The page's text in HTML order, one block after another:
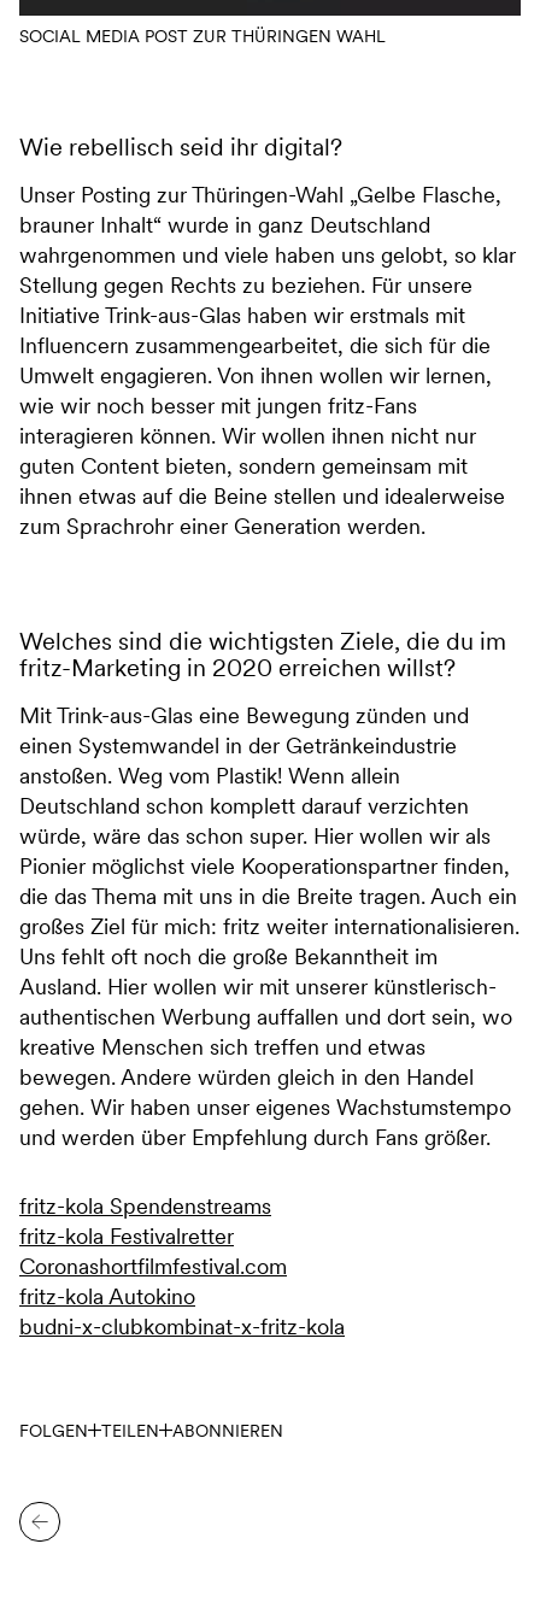
SOCIAL MEDIA POST ZUR THÜRINGEN WAHL
Wie rebellisch seid ihr digital?
Unser Posting zur Thüringen-Wahl „Gelbe Flasche,
brauner Inhalt“ wurde in ganz Deutschland
wahrgenommen und viele haben uns gelobt, so klar
Stellung gegen Rechts zu beziehen. Für unsere
Initiative Trink-aus-Glas haben wir erstmals mit
Influencern zusammengearbeitet, die sich für die
Umwelt engagieren. Von ihnen wollen wir lernen,
wie wir noch besser mit jungen fritz-Fans
interagieren können. Wir wollen ihnen nicht nur
guten Content bieten, sondern gemeinsam mit
ihnen etwas auf die Beine stellen und idealerweise
zum Sprachrohr einer Generation werden.
Welches sind die wichtigsten Ziele, die du im
fritz-Marketing in 2020 erreichen willst?
Mit Trink-aus-Glas eine Bewegung zünden und
einen Systemwandel in der Getränkeindustrie
anstoßen. Weg vom Plastik! Wenn allein
Deutschland schon komplett darauf verzichten
würde, wäre das schon super. Hier wollen wir als
Pionier möglichst viele Kooperationspartner finden,
die das Thema mit uns in die Breite tragen. Auch ein
großes Ziel für mich: fritz weiter internationalisieren.
Uns fehlt oft noch die große Bekanntheit im
Ausland. Hier wollen wir mit unserer künstlerisch-
authentischen Werbung auffallen und dort sein, wo
kreative Menschen sich treffen und etwas
bewegen. Andere würden gleich in den Handel
gehen. Wir haben unser eigenes Wachstumstempo
und werden über Empfehlung durch Fans größer.
fritz-kola Spendenstreams
fritz-kola Festivalretter
Coronashortfilmfestival.com
fritz-kola Autokino
budni-x-clubkombinat-x-fritz-kola
FOLGEN TEILEN ABONNIEREN